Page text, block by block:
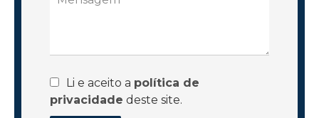
Li e aceito a política de
privacidade deste site.